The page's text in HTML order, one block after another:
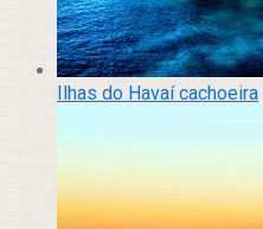
Ilhas do Havaí cachoeira